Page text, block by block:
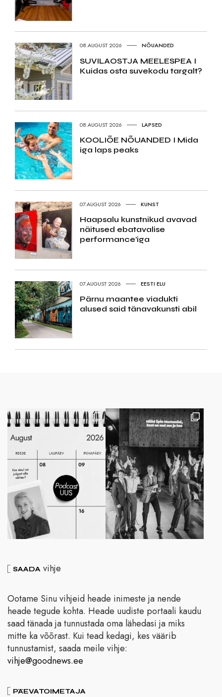
08.AUGUST 2026 NÕUANDED
SUVILAOSTJA MEELESPEA I
Kuidas osta suvekodu targalt?
08.AUGUST 2026 LAPSED
KOOLIÕE NÕUANDED I Mida
iga laps peaks
07.AUGUST 2026 KUNST
Haapsalu kunstnikud avavad
näitused ebatavalise
performance’iga
07.AUGUST 2026 EESTI ELU
Pärnu maantee viadukti
alused said tänavakunsti abil
SAADA vihje
Ootame Sinu vihjeid heade inimeste ja nende
heade tegude kohta. Heade uudiste portaali kaudu
saad tänada ja tunnustada oma lähedasi ja miks
mitte ka võõrast. Kui tead kedagi, kes väärib
tunnustamist, saada meile vihje:
vihje@goodnews.ee
PÄEVATOIMETAJA